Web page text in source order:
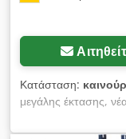
Κατάσταση:
μεγάλης έκτασης,
mm με 4 ράφια
κατανεμημένο